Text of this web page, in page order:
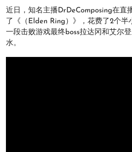
近日，知名主播DrDeComposing在直
了《（Elden Ring）》，花费了2个半
一段击败游戏最终boss拉达冈和艾尔
水。